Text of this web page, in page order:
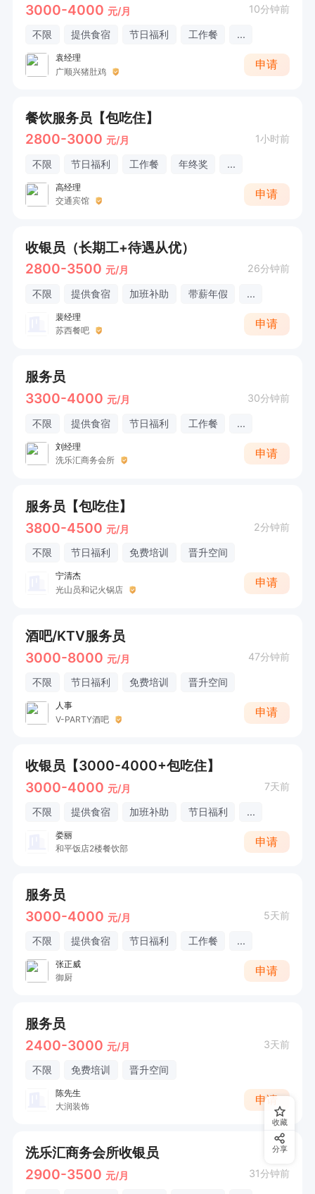
3000-4000 元/月 10分钟前
不限 提供食宿 节日福利 工作餐 ...
袁经理
广顺兴猪肚鸡
申请
餐饮服务员【包吃住】
2800-3000 元/月 1小时前
不限 节日福利 工作餐 年终奖 ...
高经理
交通宾馆
申请
收银员（长期工+待遇从优）
2800-3500 元/月 26分钟前
不限 提供食宿 加班补助 带薪年假 ...
裴经理
苏西餐吧
申请
服务员
3300-4000 元/月 30分钟前
不限 提供食宿 节日福利 工作餐 ...
刘经理
洗乐汇商务会所
申请
服务员【包吃住】
3800-4500 元/月 2分钟前
不限 节日福利 免费培训 晋升空间
宁清杰
光山员和记火锅店
申请
酒吧/KTV服务员
3000-8000 元/月 47分钟前
不限 节日福利 免费培训 晋升空间
人事
V-PARTY酒吧
申请
收银员【3000-4000+包吃住】
3000-4000 元/月 7天前
不限 提供食宿 加班补助 节日福利 ...
娄丽
和平饭店2楼餐饮部
申请
服务员
3000-4000 元/月 5天前
不限 提供食宿 节日福利 工作餐 ...
张正威
御厨
申请
服务员
2400-3000 元/月 3天前
不限 免费培训 晋升空间
陈先生
大润装饰
申请
洗乐汇商务会所收银员
2900-3500 元/月 31分钟前
收藏
分享